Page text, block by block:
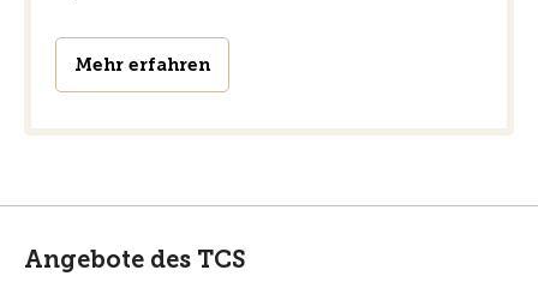
Mehr erfahren
Angebote des TCS